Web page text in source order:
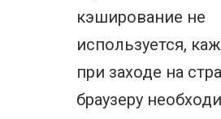
кэширование не
используется,
при заходе на
браузеру